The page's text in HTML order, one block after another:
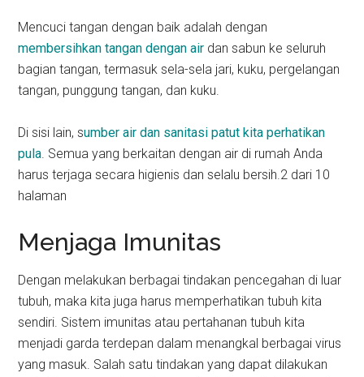
Mencuci tangan dengan baik adalah dengan
membersihkan tangan dengan air dan sabun ke seluruh
bagian tangan, termasuk sela-sela jari, kuku, pergelangan
tangan, punggung tangan, dan kuku.
Di sisi lain, sumber air dan sanitasi patut kita perhatikan
pula. Semua yang berkaitan dengan air di rumah Anda
harus terjaga secara higienis dan selalu bersih.2 dari 10
halaman
Menjaga Imunitas
Dengan melakukan berbagai tindakan pencegahan di luar
tubuh, maka kita juga harus memperhatikan tubuh kita
sendiri. Sistem imunitas atau pertahanan tubuh kita
menjadi garda terdepan dalam menangkal berbagai virus
yang masuk. Salah satu tindakan yang dapat dilakukan